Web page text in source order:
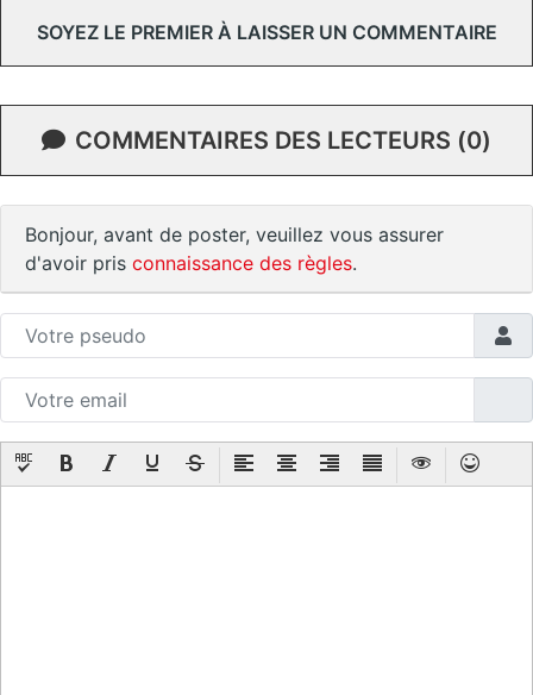
SOYEZ LE PREMIER À LAISSER UN COMMENTAIRE
COMMENTAIRES DES LECTEURS (0)
Bonjour, avant de poster, veuillez vous assurer
d'avoir pris connaissance des règles.